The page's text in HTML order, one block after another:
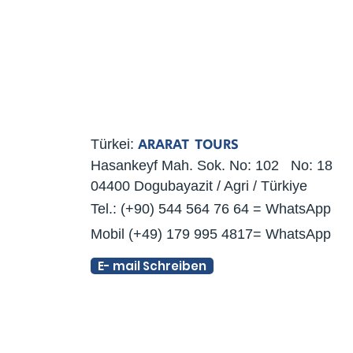
Türkei: ARARAT TOURS
Hasankeyf Mah. Sok. No: 102 No: 18
04400 Dogubayazit / Agri / Türkiye
Tel.: (+90) 544 564 76 64 = WhatsApp
Mobil (+49) 179 995 4817= WhatsApp
E- mail Schreiben